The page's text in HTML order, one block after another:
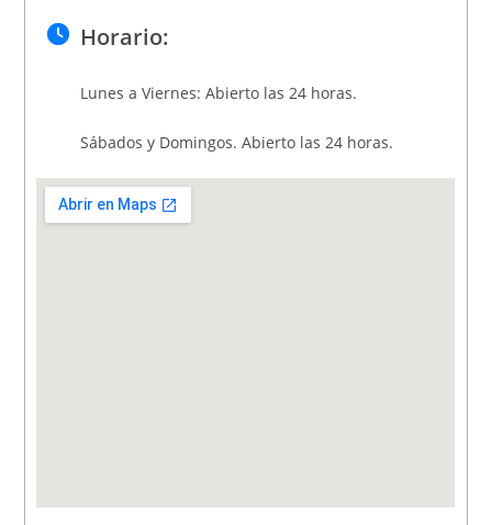
Horario:
Lunes a Viernes: Abierto las 24 horas.
Sábados y Domingos. Abierto las 24 horas.